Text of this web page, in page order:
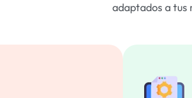
adaptados a